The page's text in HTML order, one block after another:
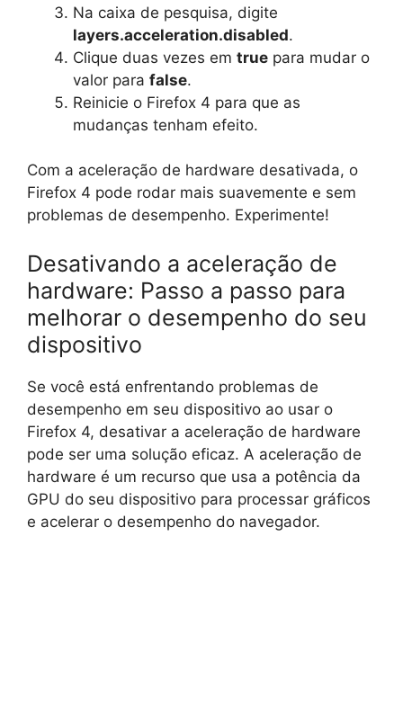
Na caixa de pesquisa, digite
layers.acceleration.disabled.
Clique duas vezes em true para mudar o
valor para false.
Reinicie o Firefox 4 para que as
mudanças tenham efeito.
Com a aceleração de hardware desativada, o
Firefox 4 pode rodar mais suavemente e sem
problemas de desempenho. Experimente!
Desativando a aceleração de
hardware: Passo a passo para
melhorar o desempenho do seu
dispositivo
Se você está enfrentando problemas de
desempenho em seu dispositivo ao usar o
Firefox 4, desativar a aceleração de hardware
pode ser uma solução eficaz. A aceleração de
hardware é um recurso que usa a potência da
GPU do seu dispositivo para processar gráficos
e acelerar o desempenho do navegador.